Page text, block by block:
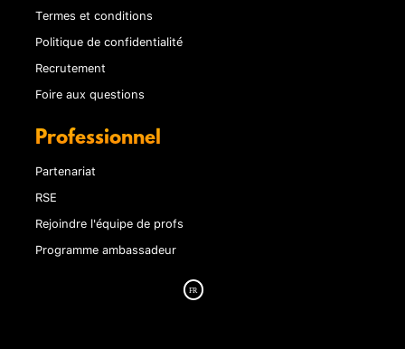
Termes et conditions
Politique de confidentialité
Recrutement
Foire aux questions
Professionnel
Partenariat
RSE
Rejoindre l'équipe de profs
Programme ambassadeur